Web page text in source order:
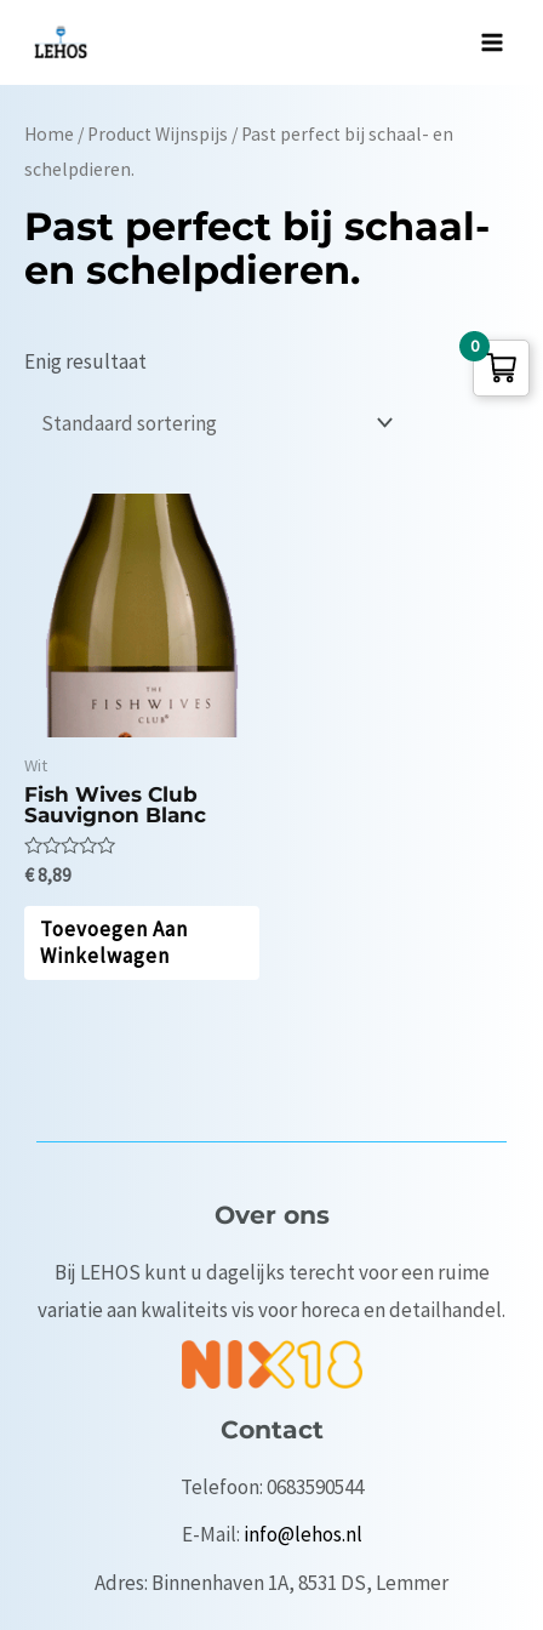
naar
de
inhoud
Home / Product Wijnspijs / Past perfect bij schaal- en
schelpdieren.
Past perfect bij schaal-
en schelpdieren.
Enig resultaat
Wit
Fish Wives Club
Sauvignon Blanc
Waardering
0
uit
€8,89
Toevoegen Aan
Winkelwagen
Over ons
Bij LEHOS kunt u dagelijks terecht voor een ruime
variatie aan kwaliteits vis voor horeca en detailhandel.
Contact
Telefoon: 0683590544
E-Mail: info@lehos.nl
Adres: Binnenhaven 1A, 8531 DS, Lemmer
0